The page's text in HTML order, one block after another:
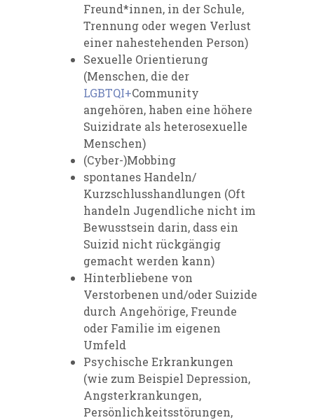
Freund*innen, in der Schule,
Trennung oder wegen Verlust
einer nahestehenden Person)
Sexuelle Orientierung
(Menschen, die der
LGBTQI+Community
angehören, haben eine höhere
Suizidrate als heterosexuelle
Menschen)
(Cyber-)Mobbing
spontanes Handeln/
Kurzschlusshandlungen (Oft
handeln Jugendliche nicht im
Bewusstsein darin, dass ein
Suizid nicht rückgängig
gemacht werden kann)
Hinterbliebene von
Verstorbenen und/oder Suizide
durch Angehörige, Freunde
oder Familie im eigenen
Umfeld
Psychische Erkrankungen
(wie zum Beispiel Depression,
Angsterkrankungen,
Persönlichkeitsstörungen,